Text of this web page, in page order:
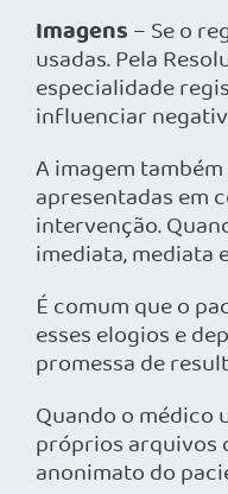
Imagens – Se o
usadas. Pela
especialidade
influenciar
A imagem
apresentadas em
intervenção.
imediata, mediata
É comum que o
esses elogios e
promessa de
Quando o médico
próprios arquivos
anonimato do